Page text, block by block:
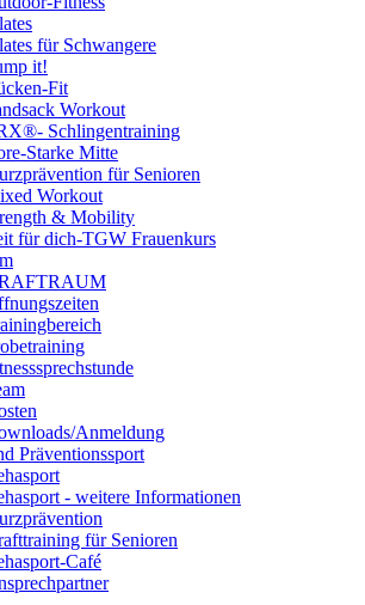
für Schwangere
it!
Fit
Workout
Schlingentraining
Starke Mitte
für Senioren
Workout
& Mobility
für dich-TGW Frauenkurs
Anmeldung
Präventionssport
- weitere Informationen
für Senioren
Café